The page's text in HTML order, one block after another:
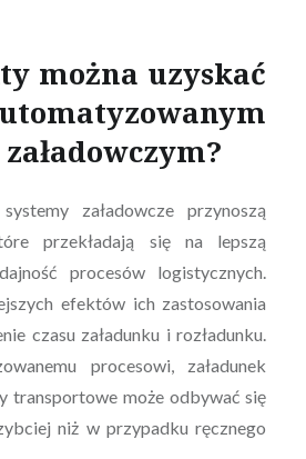
można uzyskać
załadowcze przynoszą
przekładają się na lepszą
procesów logistycznych.
efektów ich zastosowania
czasu załadunku i rozładunku.
procesowi, załadunek
transportowe może odbywać się
niż w przypadku ręcznego